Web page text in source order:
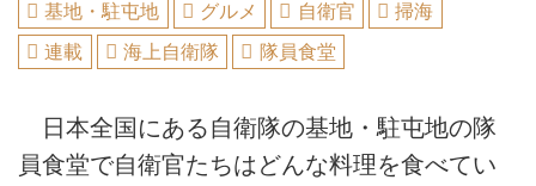
基地・駐屯地 グルメ 自衛官
掃海
連載
海上自衛隊 隊員食堂
日本全国にある自衛隊の基地・駐屯地の隊
員食堂で自衛官たちはどんな料理を食べてい